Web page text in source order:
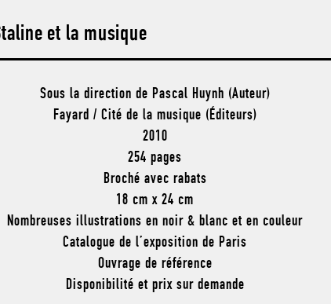
et la musique
Sous la direction de Pascal Huynh (Auteur)
Fayard / Cité de la musique (Éditeurs)
2010
254 pages
Broché avec rabats
18 cm x 24 cm
Nombreuses illustrations en noir & blanc et en couleur
Catalogue de l’exposition de Paris
Ouvrage de référence
Disponibilité et prix sur demande